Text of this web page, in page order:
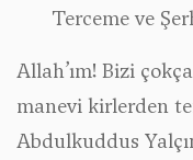
Terceme ve
Allah’ım! Bizi
manevi kirlerden
Abdulkuddus